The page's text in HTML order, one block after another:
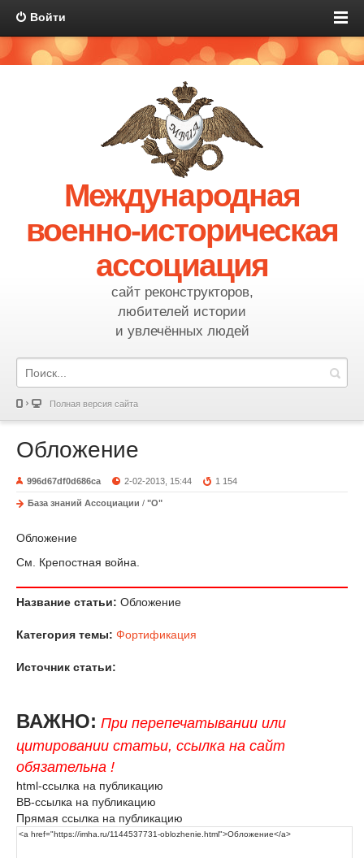
Войти
Международная
военно-историческая
ассоциация
сайт реконструкторов,
любителей истории
и увлечённых людей
Полная версия сайта
Обложение
996d67df0d686ca 2-02-2013, 15:44 1 154
База знаний Ассоциации / "О"
Обложение
См. Крепостная война.
Название статьи: Обложение
Категория темы: Фортификация
Источник статьи:
ВАЖНО: При перепечатывании или
цитировании статьи, ссылка на сайт
обязательна !
html-ссылка на публикацию
BB-ссылка на публикацию
Прямая ссылка на публикацию